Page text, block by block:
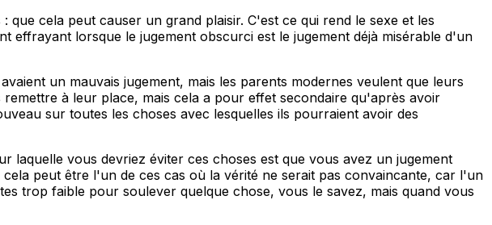
cela peut causer un grand plaisir. C'est ce qui rend le sexe et les
lorsque le jugement obscurci est le jugement déjà misérable d'un
un mauvais jugement, mais les parents modernes veulent que leurs
à leur place, mais cela a pour effet secondaire qu'après avoir
sur toutes les choses avec lesquelles ils pourraient avoir des
laquelle vous devriez éviter ces choses est que vous avez un jugement
peut être l'un de ces cas où la vérité ne serait pas convaincante, car l'un
trop faible pour soulever quelque chose, vous le savez, mais quand vous